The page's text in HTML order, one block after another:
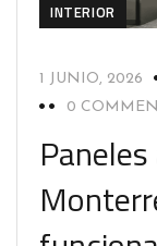
INTERIOR
1 JUNIO, 2026
0